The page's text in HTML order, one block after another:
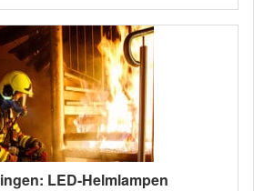
LED-Helmlampen